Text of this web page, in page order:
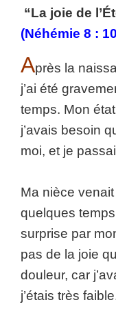
“La joie de
(Néhémie 8 :
Après la
j’ai été
temps. Mon
j’avais besoin
moi, et je
Ma nièce
quelques
surprise par
pas de la joie
douleur, car
j’étais très